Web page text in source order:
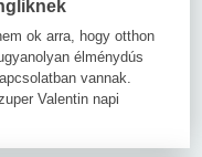
ok arra, hogy otthon
élménydús
vannak.
Valentin napi